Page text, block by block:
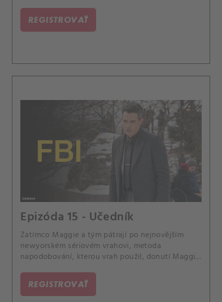
REGISTROVAŤ
Epizóda 15 - Učedník
Zatímco Maggie a tým pátrají po nejnovějším
newyorském sériovém vrahovi, metoda
napodobování, kterou vrah použil, donutí Maggie
slashera, kterého poslala za mříže.
REGISTROVAŤ